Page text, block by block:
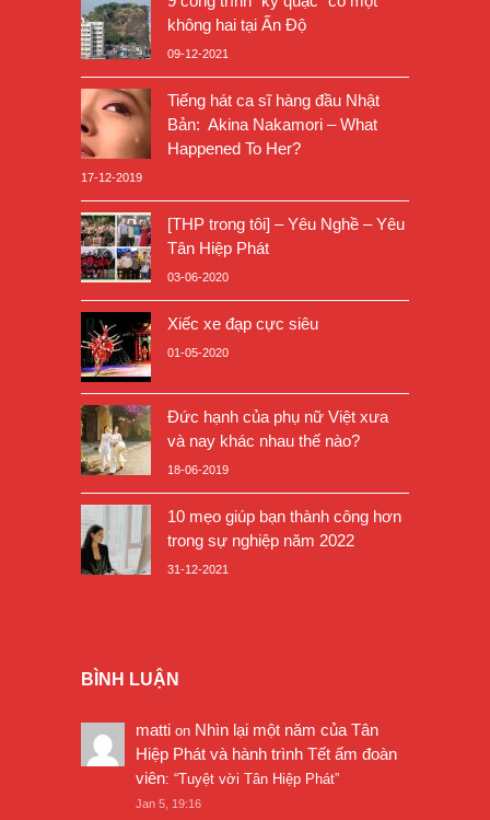
không hai tại Ấn Độ
09-12-2021
Tiếng hát ca sĩ hàng đầu Nhật
Bản: Akina Nakamori – What
Happened To Her?
17-12-2019
[THP trong tôi] – Yêu Nghề – Yêu
Tân Hiệp Phát
03-06-2020
Xiếc xe đạp cực siêu
01-05-2020
Đức hạnh của phụ nữ Việt xưa
và nay khác nhau thế nào?
18-06-2019
10 mẹo giúp bạn thành công hơn
trong sự nghiệp năm 2022
31-12-2021
BÌNH LUẬN
matti on Nhìn lại một năm của Tân
Hiệp Phát và hành trình Tết ấm đoàn
viên: “Tuyệt vời Tân Hiệp Phát”
Jan 5, 19:16